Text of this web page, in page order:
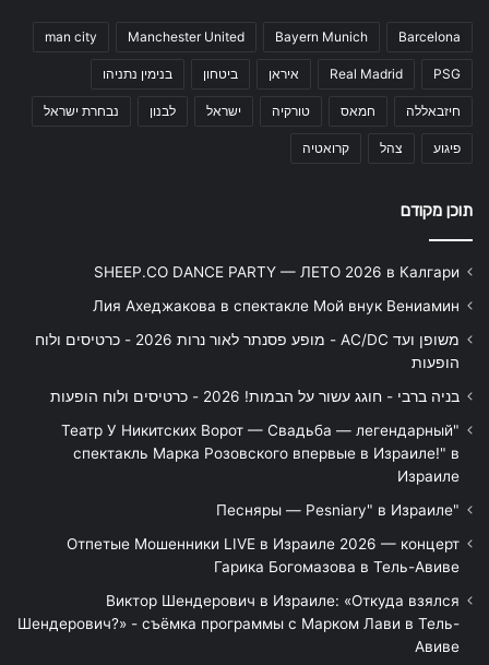
Barcelona
Bayern Munich
Manchester United
man city
PSG
Real Madrid איראן ביטחון בנימין נתניהו
חיזבאללה חמאס טורקיה ישראל לבנון נבחרת ישראל
פיגוע צהל קרואטיה
תוכן מקודם
SHEEP.CO DANCE PARTY — ЛЕТО 2026 в Калгари
Лия Ахеджакова в спектакле Мой внук Вениамин
משופן ועד AC/DC - מופע פסנתר לאור נרות 2026 - כרטיסים ולוח
הופעות
בניה ברבי - חוגג עשור על הבמות! 2026 - כרטיסים ולוח הופעות
"Театр У Никитских Ворот — Свадьба — легендарный
спектакль Марка Розовского впервые в Израиле!" в
Израиле
"Песняры — Pesniary" в Израиле
Отпетые Мошенники LIVE в Израиле 2026 — концерт
Гарика Богомазова в Тель-Авиве
Виктор Шендерович в Израиле: «Откуда взялся
Шендерович?» - съёмка программы с Марком Лави в Тель-
Авиве